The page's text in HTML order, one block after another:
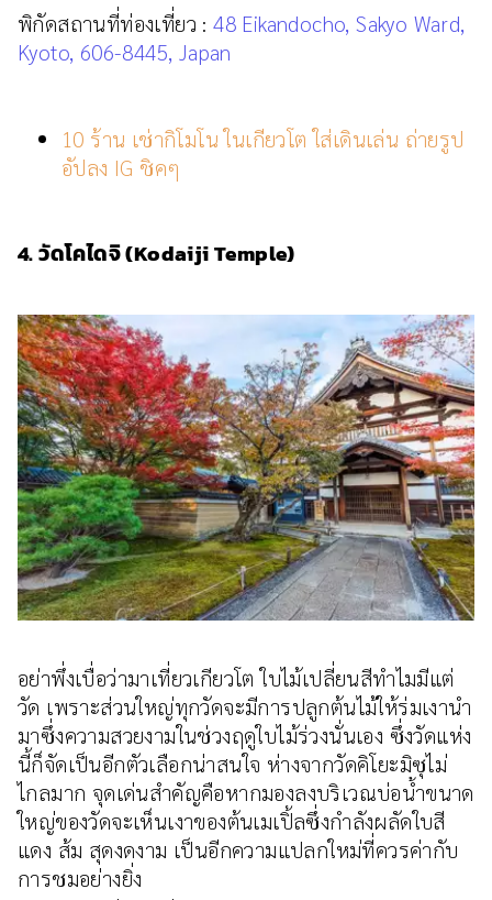
พิกัดสถานที่ท่องเที่ยว :48 Eikandocho, Sakyo Ward,
Kyoto, 606-8445, Japan
10 ร้าน เช่ากิโมโน ในเกียวโต ใส่เดินเล่น ถ่ายรูป
อัปลง IG ชิคๆ
4. วัดโคไดจิ (Kodaiji Temple)
อย่าพึ่งเบื่อว่ามาเที่ยวเกียวโต ใบไม้เปลี่ยนสีทำไมมีแต่
วัด เพราะส่วนใหญ่ทุกวัดจะมีการปลูกต้นไม้ให้ร่มเงานำ
มาซึ่งความสวยงามในช่วงฤดูใบไม้ร่วงนั่นเอง ซึ่งวัดแห่ง
นี้ก็จัดเป็นอีกตัวเลือกน่าสนใจ ห่างจากวัดคิโยะมิซุไม่
ไกลมาก จุดเด่นสำคัญคือหากมองลงบริเวณบ่อน้ำขนาด
ใหญ่ของวัดจะเห็นเงาของต้นเมเปิ้ลซึ่งกำลังผลัดใบสี
แดง ส้ม สุดงดงาม เป็นอีกความแปลกใหม่ที่ควรค่ากับ
การชมอย่างยิ่ง